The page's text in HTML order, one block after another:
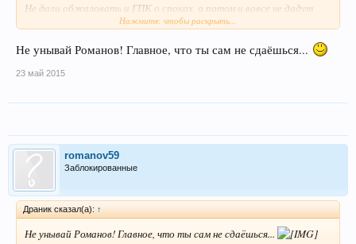
Не дали обжаловать и ГПК о сроках, а потом и вовсе не дадут
обжаловать. Решение Вами не обжаловано вступило в законную
федеральным законодательством не предусмотрен. Цитаты из
Логинов. Категория граждан - не конституционно, а категория
придерживаются правил: Больной может работать если во
время приступа болезни не принесет вреда ни себе ни
окружающим. Диагноз: Непрерывно прогредиентная параноидная
шизофрения, при этой форме течение болезни приступами со
зрительными и слуховыми галлюцинациями, бредовыми идеями.
Почти 19 лет проработал с электричеством в опасных условиях,
потом запретили. Так что больные убогие берегитесь, а будете
выступать - власть даст тумаков и плюнет в морду.
Нажмите, чтобы раскрыть...
Не унывай Романов! Главное, что ты сам не сдаёшься...
23 май 2015
romanov59
Заблокированные
Драник сказал(а): ↑
Не унывай Романов! Главное, что ты сам не сдаёшься...